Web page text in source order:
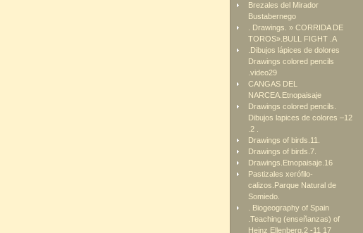
Brezales del Mirador
Bustabernego
. Drawings. » CORRIDA DE
TOROS».BULL FIGHT .A
.Dibujos lápices de dolores
Drawings colored pencils
.video29
CANGAS DEL
NARCEA.Etnopaisaje
Drawings colored pencils.
Dibujos lapices de colores –12
.2 .
Drawings of birds.11.
Drawings of birds.7.
Drawings.Etnopaisaje.16
Pastizales xerófilo-
calizos.Parque Natural de
Somiedo.
. Biogeography of Spain
.Teaching (enseñanzas) of
Heinz Ellenberg.2 -11 17